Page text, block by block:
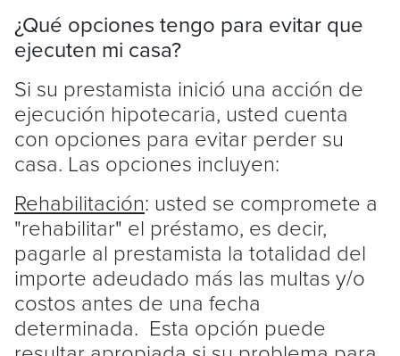
¿Qué opciones tengo para evitar que
ejecuten mi casa?
Si su prestamista inició una acción de
ejecución hipotecaria, usted cuenta
con opciones para evitar perder su
casa. Las opciones incluyen:
Rehabilitación: usted se compromete a
"rehabilitar" el préstamo, es decir,
pagarle al prestamista la totalidad del
importe adeudado más las multas y/o
costos antes de una fecha
determinada. Esta opción puede